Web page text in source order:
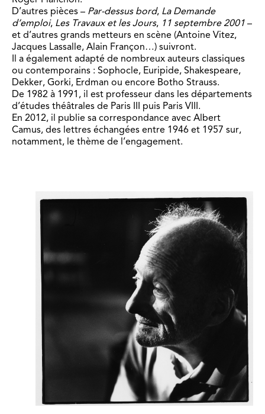
D’autres pièces – Par-dessus bord, La Demande
d’emploi, Les Travaux et les Jours, 11 septembre 2001 –
et d’autres grands metteurs en scène (Antoine Vitez,
Jacques Lassalle, Alain Françon…) suivront.
Il a également adapté de nombreux auteurs classiques
ou contemporains : Sophocle, Euripide, Shakespeare,
Dekker, Gorki, Erdman ou encore Botho Strauss.
De 1982 à 1991, il est professeur dans les départements
d’études théâtrales de Paris III puis Paris VIII.
En 2012, il publie sa correspondance avec Albert
Camus, des lettres échangées entre 1946 et 1957 sur,
notamment, le thème de l’engagement.